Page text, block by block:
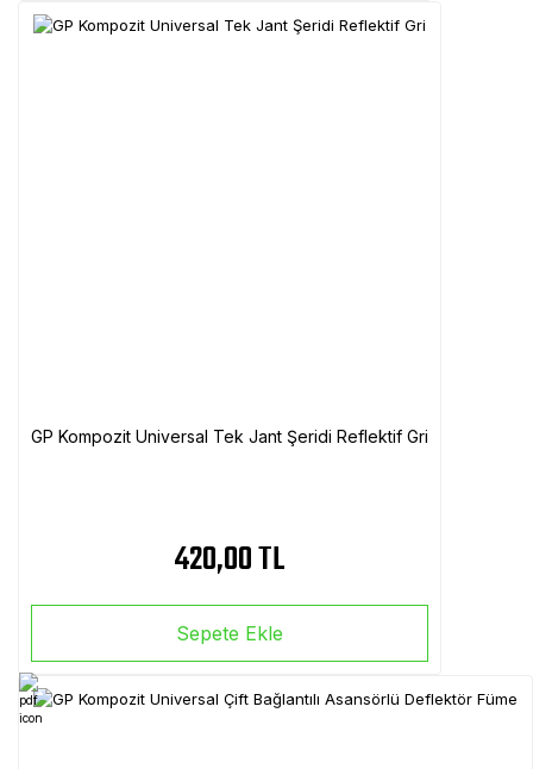
GP Kompozit Universal Tek Jant Şeridi Reflektif Gri
420,00 TL
Sepete Ekle